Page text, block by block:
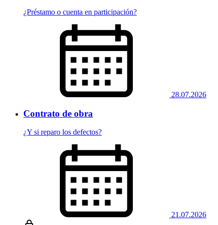
¿Préstamo o cuenta en participación?
28.07.2026
Contrato de obra
¿Y si reparo los defectos?
21.07.2026